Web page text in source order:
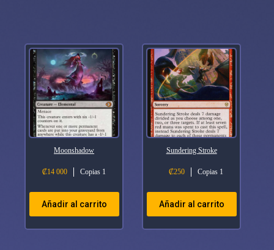
Moonshadow
₡14 000 Copias 1
Añadir al carrito
Sundering Stroke
₡250 Copias 1
Añadir al carrito